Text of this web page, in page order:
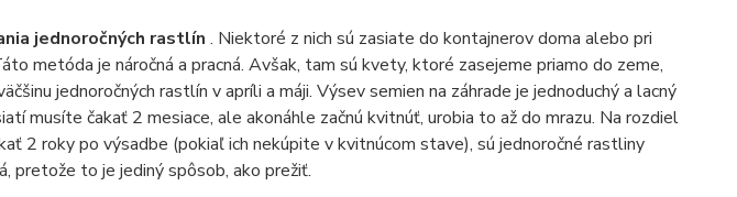
jednoročných rastlín . Niektoré z nich sú zasiate do kontajnerov doma alebo pri
metóda je náročná a pracná. Avšak, tam sú kvety, ktoré zasejeme priamo do zeme,
jednoročných rastlín v apríli a máji. Výsev semien na záhrade je jednoduchý a lacný
musíte čakať 2 mesiace, ale akonáhle začnú kvitnúť, urobia to až do mrazu. Na rozdiel
2 roky po výsadbe (pokiaľ ich nekúpite v kvitnúcom stave), sú jednoročné rastliny
pretože to je jediný spôsob, ako prežiť.